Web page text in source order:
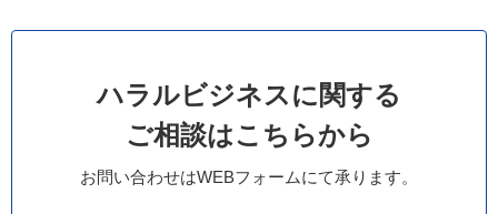
ハラルビジネスに関する
ご相談はこちらから
お問い合わせはWEBフォームにて承ります。